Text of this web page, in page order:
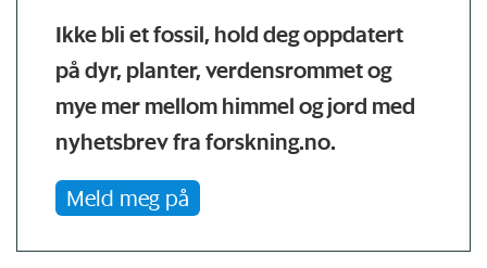
Ikke bli et fossil, hold deg oppdatert
på dyr, planter, verdensrommet og
mye mer mellom himmel og jord med
nyhetsbrev fra forskning.no.
Meld meg på